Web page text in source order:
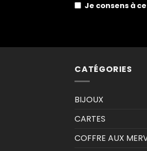
Je consens à
CATÉGORIES
BIJOUX
CARTES
COFFRE AUX